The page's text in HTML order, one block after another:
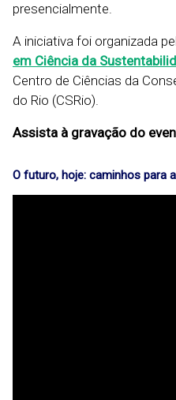
presencialmente.
A iniciativa foi organizada
em Ciência da
Centro de Ciências da
do Rio (CSRio).
Assista à gravação do
O futuro, hoje: caminhos para